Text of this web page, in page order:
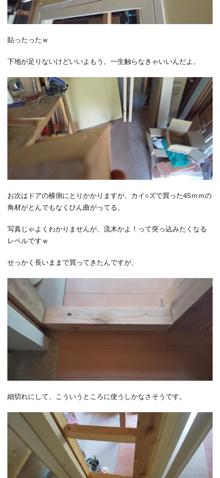
貼ったったｗ
下地が足りないけどいいよもう。一生触らなきゃいいんだよ。
お次はドアの横側にとりかかりますが、カイ○ズで買った45ｍｍの
角材がとんでもなくひん曲がってる。
写真じゃよくわかりませんが、流木かよ！って突っ込みたくなる
レベルですｗ
せっかく長いままで買ってきたんですが、
細切れにして、こういうところに使うしかなさそうです。